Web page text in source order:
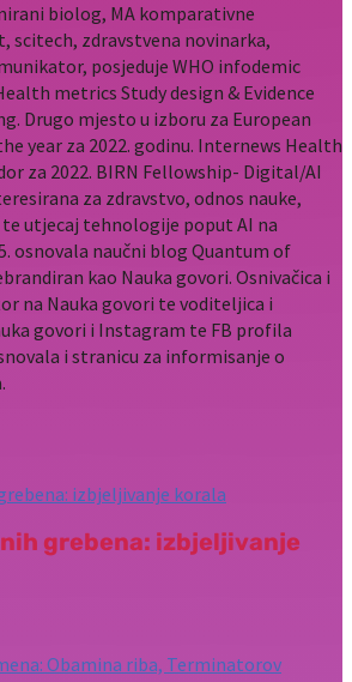
biolog, MA komparativne
scitech, zdravstvena novinarka,
posjeduje WHO infodemic
metrics Study design & Evidence
Drugo mjesto u izboru za European
year za 2022. godinu. Internews Health
za 2022. BIRN Fellowship- Digital/AI
za zdravstvo, odnos nauke,
utjecaj tehnologije poput AI na
osnovala naučni blog Quantum of
kao Nauka govori. Osnivačica i
na Nauka govori te voditeljica i
govori i Instagram te FB profila
i stranicu za informisanje o
grebena: izbjeljivanje